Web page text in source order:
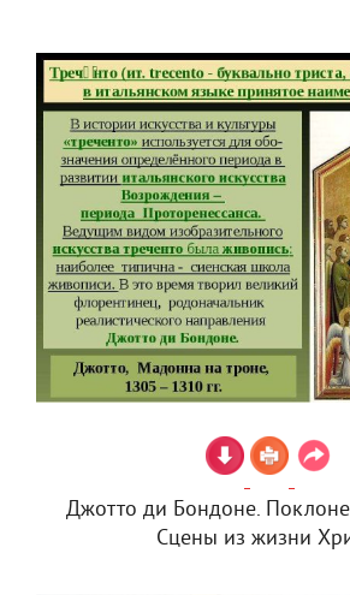
Джотто ди Бондоне.
Сцены из жизни